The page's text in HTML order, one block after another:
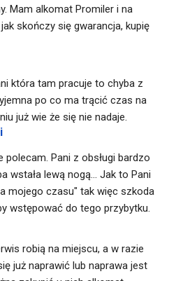
Mam alkomat Promiler i na
skończy się gwarancja, kupię
która tam pracuje to chyba z
po co ma trącić czas na
już wie że się nie nadaje.
polecam. Pani z obsługi bardzo
wstała lewą nogą... Jak to Pani
mojego czasu" tak więc szkoda
wstępować do tego przybytku.
robią na miejscu, a w razie
już naprawić lub naprawa jest